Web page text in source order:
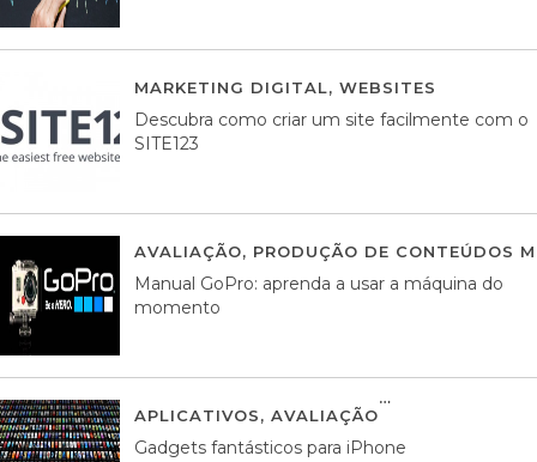
MARKETING DIGITAL, WEBSITES
Descubra como criar um site facilmente com o
SITE123
AVALIAÇÃO, PRODUÇÃO DE CONTEÚDOS
Manual GoPro: aprenda a usar a máquina do
momento
APLICATIVOS, AVALIAÇÃO
Gadgets fantásticos para iPhone